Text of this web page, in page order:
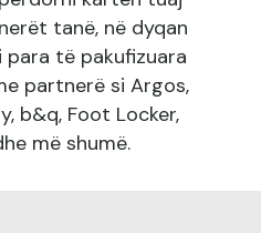
tanë, në dyqan
para të pakufizuara
partnerë si Argos,
b&q, Foot Locker,
më shumë.